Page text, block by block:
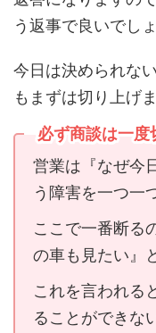
う返事で良いでしょ
今日は決められな
もまずは切り上げ
必ず商談は一度
営業は『なぜ今
う障害を一つ一
ここで一番断る
の車も見たい』
これを言われる
ることができな